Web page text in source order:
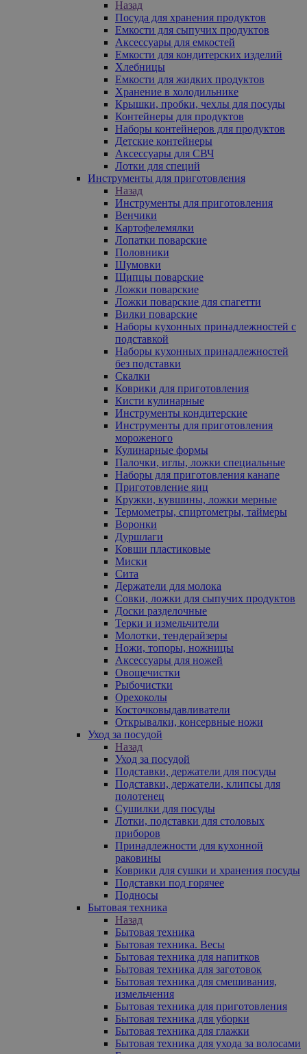
Назад
Посуда для хранения продуктов
Емкости для сыпучих продуктов
Аксессуары для емкостей
Емкости для кондитерских изделий
Хлебницы
Емкости для жидких продуктов
Хранение в холодильнике
Крышки, пробки, чехлы для посуды
Контейнеры для продуктов
Наборы контейнеров для продуктов
Детские контейнеры
Аксессуары для СВЧ
Лотки для специй
Инструменты для приготовления
Назад
Инструменты для приготовления
Венчики
Картофелемялки
Лопатки поварские
Половники
Шумовки
Щипцы поварские
Ложки поварские
Ложки поварские для спагетти
Вилки поварские
Наборы кухонных принадлежностей с
подставкой
Наборы кухонных принадлежностей
без подставки
Скалки
Коврики для приготовления
Кисти кулинарные
Инструменты кондитерские
Инструменты для приготовления
мороженого
Кулинарные формы
Палочки, иглы, ложки специальные
Наборы для приготовления канапе
Приготовление яиц
Кружки, кувшины, ложки мерные
Термометры, спиртометры, таймеры
Воронки
Дуршлаги
Ковши пластиковые
Миски
Сита
Держатели для молока
Совки, ложки для сыпучих продуктов
Доски разделочные
Терки и измельчители
Молотки, тендерайзеры
Ножи, топоры, ножницы
Аксессуары для ножей
Овощечистки
Рыбочистки
Орехоколы
Косточковыдавливатели
Открывалки, консервные ножи
Уход за посудой
Назад
Уход за посудой
Подставки, держатели для посуды
Подставки, держатели, клипсы для
полотенец
Сушилки для посуды
Лотки, подставки для столовых
приборов
Принадлежности для кухонной
раковины
Коврики для сушки и хранения посуды
Подставки под горячее
Подносы
Бытовая техника
Назад
Бытовая техника
Бытовая техника. Весы
Бытовая техника для напитков
Бытовая техника для заготовок
Бытовая техника для смешивания,
измельчения
Бытовая техника для приготовления
Бытовая техника для уборки
Бытовая техника для глажки
Бытовая техника для ухода за волосами